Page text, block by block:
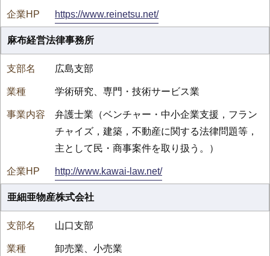
https://www.reinetsu.net/
麻布経営法律事務所
広島支部
学術研究、専門・技術サービス業
弁護士業（ベンチャー・中小企業支援，フラン
チャイズ，建築，不動産に関する法律問題等，
主として民・商事案件を取り扱う。）
http://www.kawai-law.net/
亜細亜物産株式会社
山口支部
卸売業、小売業